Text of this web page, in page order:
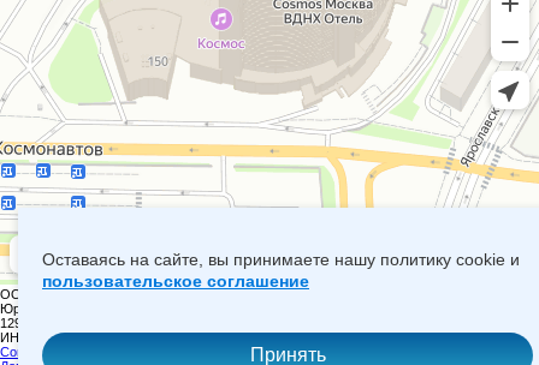
ООО «БЕРТОН» +7(495) 960-91-40 9609140@mail.ru
Юридический и фактический адрес:
129366, Г. МОСКВА, ПРОСПЕКТ МИРА, 150, Г-ЦА «КОСМОС»
ИНН: 9717071058 ОГРН: 1187746802055
Согласие на обработку персональных данных
Оставаясь на сайте, вы принимаете нашу политику cookie и
пользовательское соглашение
Принять